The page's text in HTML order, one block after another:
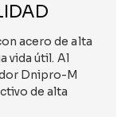
acero de alta
vida útil. Al
Dnipro-M
de alta